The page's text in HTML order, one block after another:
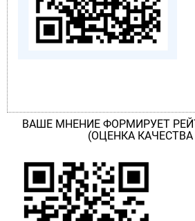
ВАШЕ МНЕНИЕ ФОРМИРУЕТ
(ОЦЕНКА КАЧЕСТВА